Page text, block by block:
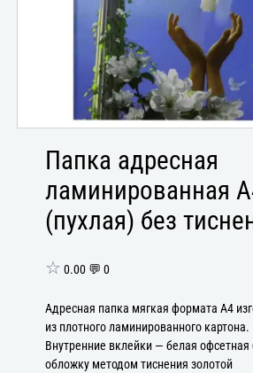
Папка адресная
ламинированная
(пухлая) без
☆ 0.00 💬 0
Адресная папка мягкая формата А4
из плотного ламинированного картона.
Внутренние вклейки — белая офсетная
обложку методом тиснения золотой